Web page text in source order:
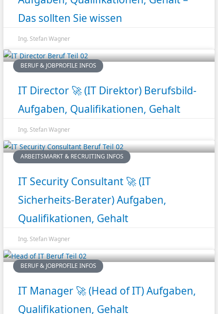
Das sollten Sie wissen
Ing. Stefan Wagner
BERUF & JOBPROFILE INFOS
IT Director 🚀 (IT Direktor) Berufsbild-
Aufgaben, Qualifikationen, Gehalt
Ing. Stefan Wagner
ARBEITSMARKT & RECRUITING INFOS
IT Security Consultant 🚀 (IT
Sicherheits-Berater) Aufgaben,
Qualifikationen, Gehalt
Ing. Stefan Wagner
BERUF & JOBPROFILE INFOS
IT Manager 🚀 (Head of IT) Aufgaben,
Qualifikationen, Gehalt